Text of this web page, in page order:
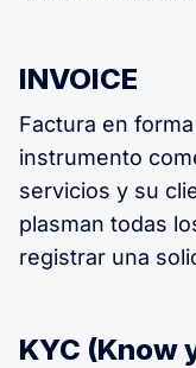
INVOICE
Factura en
instrumento
servicios y su
plasman todas
registrar una
KYC (Know